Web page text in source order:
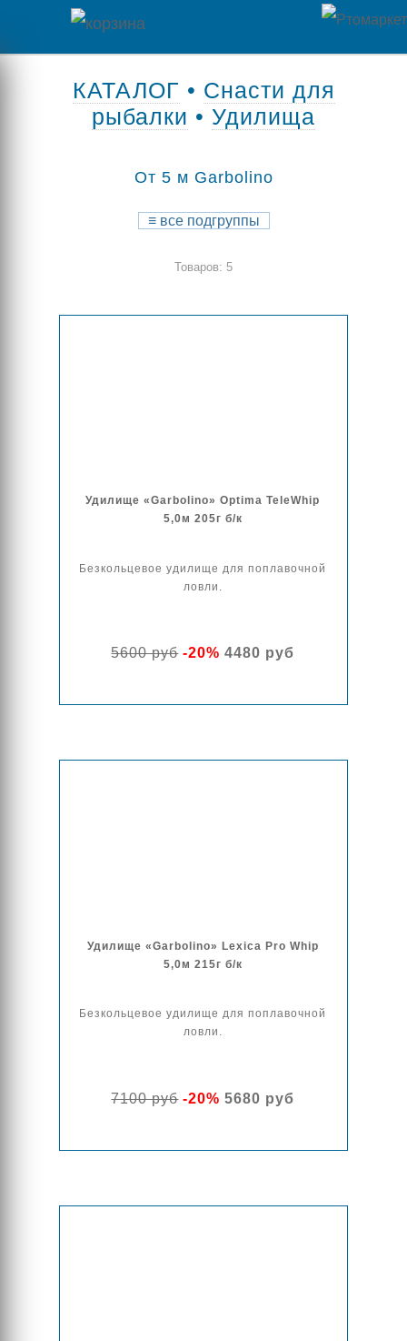
КАТАЛОГ • Снасти для
рыбалки • Удилища
От 5 м Garbolino
≡все подгруппы
Товаров: 5
Удилище «Garbolino» Optima TeleWhip
5,0м 205г б/к
Безкольцевое удилище для поплавочной
ловли.
5600 руб-20% 4480 руб
Удилище «Garbolino» Lexica Pro Whip
5,0м 215г б/к
Безкольцевое удилище для поплавочной
ловли.
7100 руб-20% 5680 руб